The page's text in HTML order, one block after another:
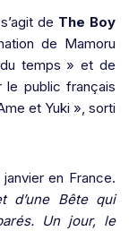
de The Boy
de Mamoru
temps » et de
le public français
et Yuki », sorti
en France.
d’une Bête qui
Un jour, le